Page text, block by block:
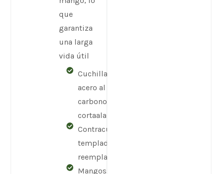
que
garantiza
una larga
vida útil
Cuchilla de
acero al
carbono con
cortaalambres
Contracuchilla
templada
reemplazable
Mangos de